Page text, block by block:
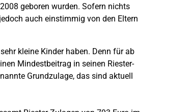
geboren wurden. Sofern nichts
auch einstimmig von den Eltern
kleine Kinder haben. Denn für ab
Mindestbeitrag in seinen Riester-
Grundzulage, das sind aktuell